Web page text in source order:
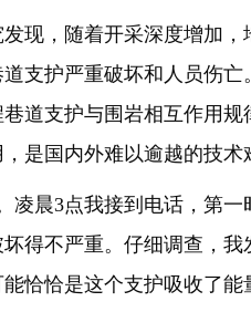
现，随着开采深度增加，
支护严重破坏和人员伤亡
道支护与围岩相互作用规
是国内外难以逾越的技术
晨3点我接到电话，第一
得不严重。仔细调查，我
恰恰是这个支护吸收了能